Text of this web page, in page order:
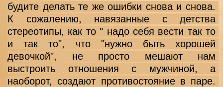
будите делать те же ошибки снова и снова.
К сожалению, навязанные с детства
стереотипы, как то " надо себя вести так то
и так то", что "нужно быть хорошей
девочкой", не просто мешают нам
выстроить отношения с мужчиной, а
наоборот, создают противостояние в паре.